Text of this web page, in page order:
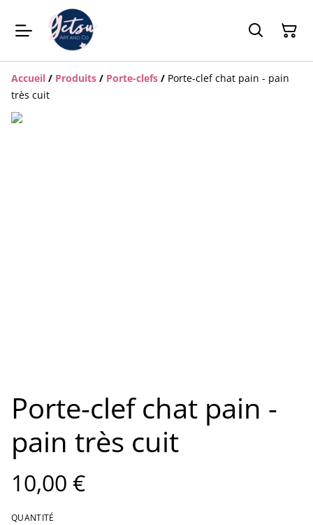
Accueil / Produits / Porte-clefs / Porte-clef chat pain - pain
très cuit
Porte-clef chat pain -
pain très cuit
10,00 €
QUANTITÉ